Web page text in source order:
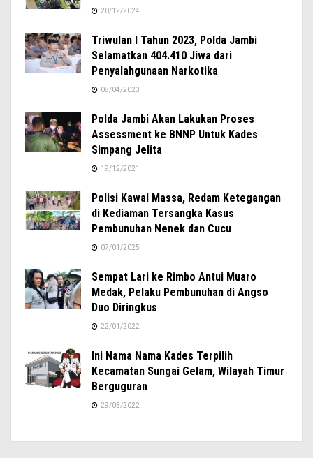
20/12/2024
Triwulan I Tahun 2023, Polda Jambi
Selamatkan 404.410 Jiwa dari
Penyalahgunaan Narkotika
08/04/2023
Polda Jambi Akan Lakukan Proses
Assessment ke BNNP Untuk Kades
Simpang Jelita
19/12/2021
Polisi Kawal Massa, Redam Ketegangan
di Kediaman Tersangka Kasus
Pembunuhan Nenek dan Cucu
07/01/2025
Sempat Lari ke Rimbo Antui Muaro
Medak, Pelaku Pembunuhan di Angso
Duo Diringkus
22/01/2022
Ini Nama Nama Kades Terpilih
Kecamatan Sungai Gelam, Wilayah Timur
Berguguran
29/03/2022